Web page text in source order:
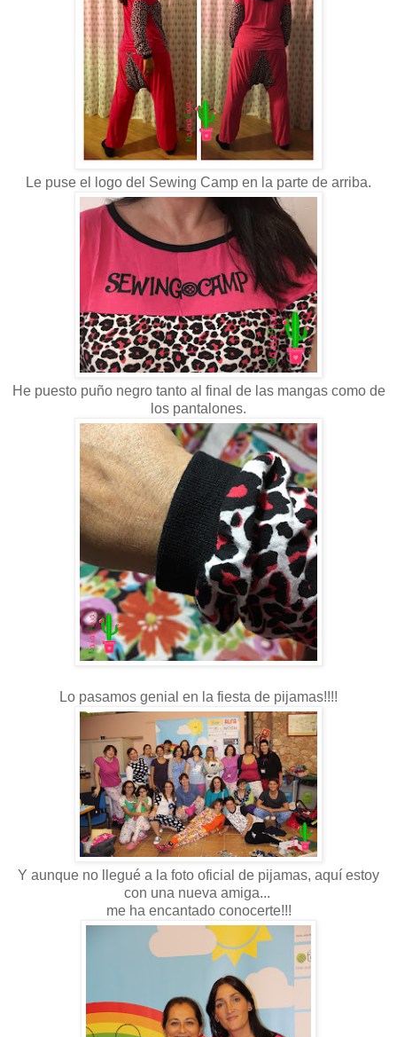
Le puse el logo del Sewing Camp en la parte de arriba.
He puesto puño negro tanto al final de las mangas como de
los pantalones.
Lo pasamos genial en la fiesta de pijamas!!!!
Y aunque no llegué a la foto oficial de pijamas, aquí estoy
con una nueva amiga...
me ha encantado conocerte!!!